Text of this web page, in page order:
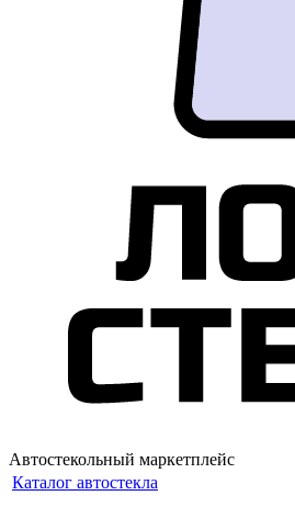
Автостекольный маркетплейс
Каталог автостекла